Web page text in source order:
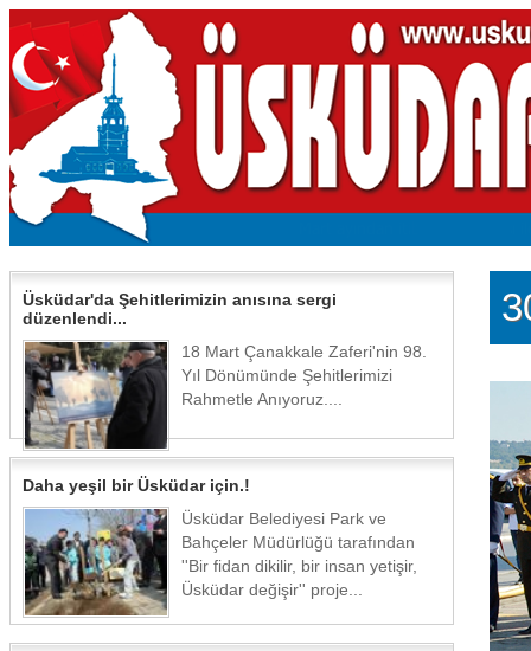
Üsküdar'da Şehitlerimizin anısına sergi
düzenlendi...
18 Mart Çanakkale Zaferi'nin 98.
Yıl Dönümünde Şehitlerimizi
Rahmetle Anıyoruz....
Daha yeşil bir Üsküdar için.!
Üsküdar Belediyesi Park ve
Bahçeler Müdürlüğü tarafından
''Bir fidan dikilir, bir insan yetişir,
Üsküdar değişir'' proje...